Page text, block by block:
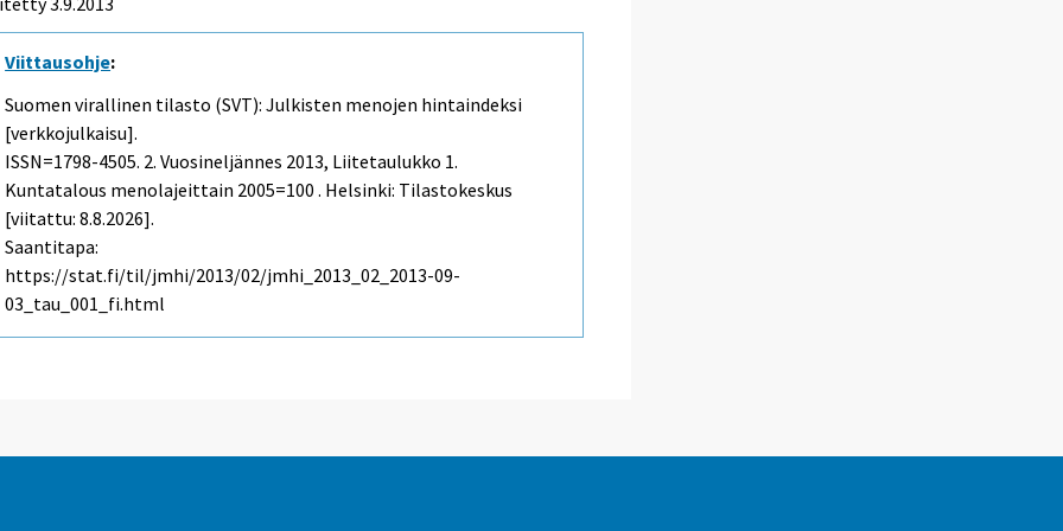
Viittausohje:
Suomen virallinen tilasto (SVT): Julkisten menojen hintaindeksi
[verkkojulkaisu].
ISSN=1798-4505. 2. Vuosineljännes 2013, Liitetaulukko 1.
Kuntatalous menolajeittain 2005=100 . Helsinki: Tilastokeskus
[viitattu: 8.8.2026].
Saantitapa:
https://stat.fi/til/jmhi/2013/02/jmhi_2013_02_2013-09-
03_tau_001_fi.html